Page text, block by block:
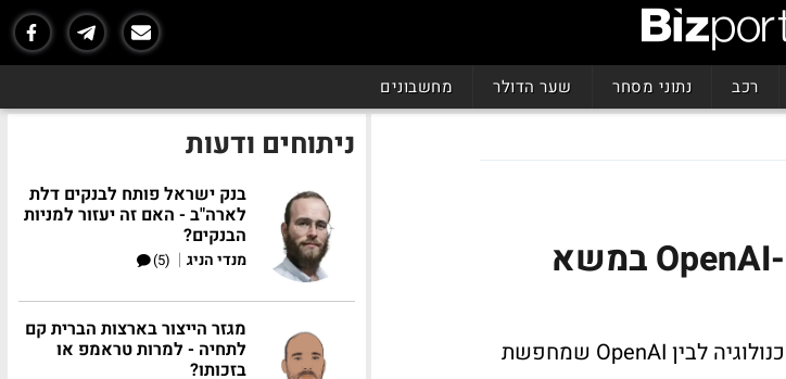
רכב נתוני מסחר שער הדולר מחשבונים
עתיד הבינה המלאכותית: מיקרוסופט ו-OpenAI במשא
בין מיקרוסופט שמשקיעה מיליארדים ורוצה לשמור על גישה לטכנולוגיה לבין OpenAI שמחפשת
ניתוחים ודעות
בנק ישראל פותח לבנקים דלת
לארה"ב - האם זה יעזור למניות
הבנקים?
מנדי הניג |
(5)
מגזר הייצור בארצות הברית קם
לתחיה - למרות טראמפ או
בזכותו?